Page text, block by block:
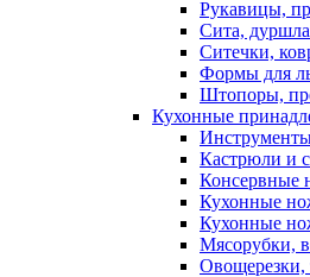
Рукавицы,
Сита,
Ситечки,
Формы для
Штопоры,
Кухонные
Кастрюли и
Консервные
Кухонные
Кухонные
Мясорубки,
Овощерезки,